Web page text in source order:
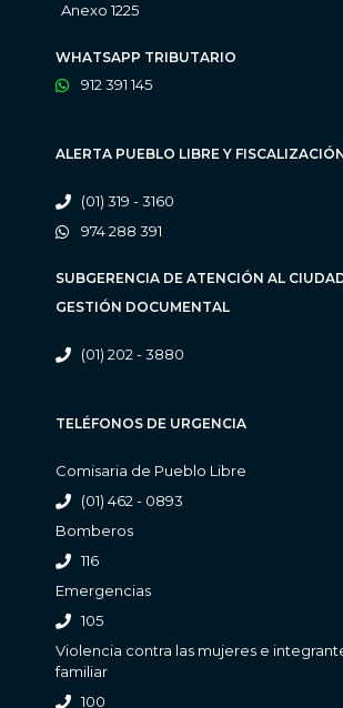
Anexo 1225
WHATSAPP TRIBUTARIO
912 391 145
ALERTA PUEBLO LIBRE Y
(01) 319 - 3160
974 288 391
SUBGERENCIA DE ATENCIÓN AL
GESTIÓN DOCUMENTAL
(01) 202 - 3880
TELÉFONOS DE URGENCIA
Comisaria de Pueblo Libre
(01) 462 - 0893
Bomberos
116
Emergencias
105
Violencia contra las mujeres e
familiar
100